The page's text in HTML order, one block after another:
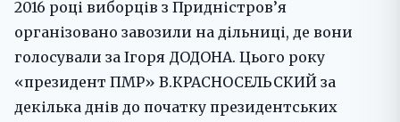
2016 році виборців з Придністров’я
організовано завозили на дільниці, де вони
голосували за Ігоря ДОДОНА. Цього року
«президент ПМР» В.КРАСНОСЕЛЬСКИЙ за
декілька днів до початку президентських